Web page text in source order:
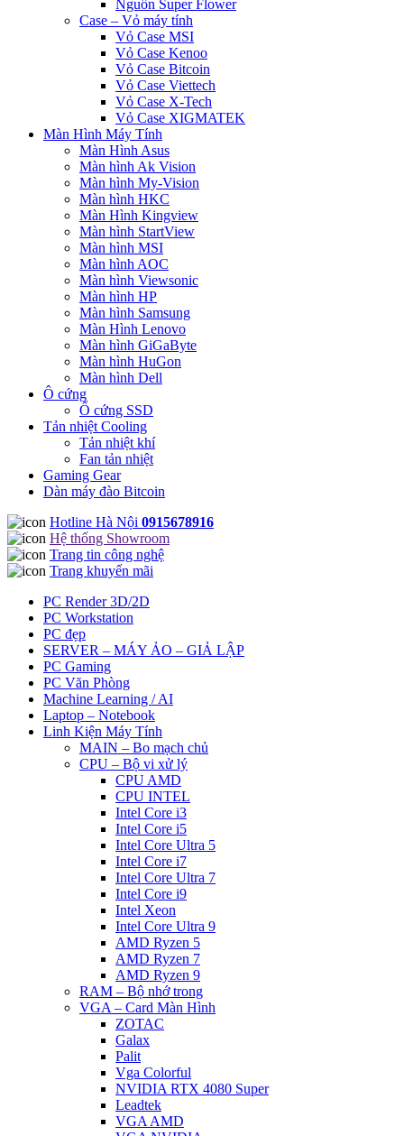
Nguồn Super Flower
Case – Vỏ máy tính
Vỏ Case MSI
Vỏ Case Kenoo
Vỏ Case Bitcoin
Vỏ Case Viettech
Vỏ Case X-Tech
Vỏ Case XIGMATEK
Màn Hình Máy Tính
Màn Hình Asus
Màn hình Ak Vision
Màn hình My-Vision
Màn hình HKC
Màn Hình Kingview
Màn hình StartView
Màn hình MSI
Màn hình AOC
Màn hình Viewsonic
Màn hình HP
Màn hình Samsung
Màn Hình Lenovo
Màn hình GiGaByte
Màn hình HuGon
Màn hình Dell
Ô cứng
Ổ cứng SSD
Tản nhiệt Cooling
Tản nhiệt khí
Fan tản nhiệt
Gaming Gear
Dàn máy đào Bitcoin
Hotline Hà Nội 0915678916
Hệ thống Showroom
Trang tin công nghệ
Trang khuyến mãi
PC Render 3D/2D
PC Workstation
PC đẹp
SERVER – MÁY ẢO – GIẢ LẬP
PC Gaming
PC Văn Phòng
Machine Learning / AI
Laptop – Notebook
Linh Kiện Máy Tính
MAIN – Bo mạch chủ
CPU – Bộ vi xử lý
CPU AMD
CPU INTEL
Intel Core i3
Intel Core i5
Intel Core Ultra 5
Intel Core i7
Intel Core Ultra 7
Intel Core i9
Intel Xeon
Intel Core Ultra 9
AMD Ryzen 5
AMD Ryzen 7
AMD Ryzen 9
RAM – Bộ nhớ trong
VGA – Card Màn Hình
ZOTAC
Galax
Palit
Vga Colorful
NVIDIA RTX 4080 Super
Leadtek
VGA AMD